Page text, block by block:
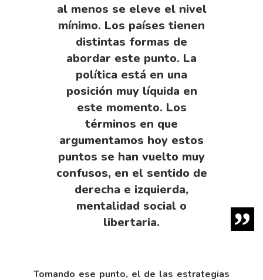
al menos se eleve el nivel
mínimo. Los países tienen
distintas formas de
abordar este punto. La
política está en una
posición muy líquida en
este momento. Los
términos en que
argumentamos hoy estos
puntos se han vuelto muy
confusos, en el sentido de
derecha e izquierda,
mentalidad social o
libertaria.
Tomando ese punto, el de las estrategias